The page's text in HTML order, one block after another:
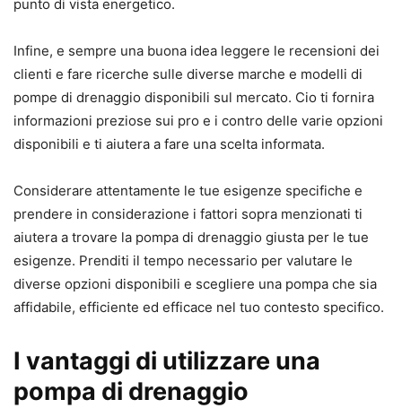
punto di vista energetico.
Infine, e sempre una buona idea leggere le recensioni dei
clienti e fare ricerche sulle diverse marche e modelli di
pompe di drenaggio disponibili sul mercato. Cio ti fornira
informazioni preziose sui pro e i contro delle varie opzioni
disponibili e ti aiutera a fare una scelta informata.
Considerare attentamente le tue esigenze specifiche e
prendere in considerazione i fattori sopra menzionati ti
aiutera a trovare la pompa di drenaggio giusta per le tue
esigenze. Prenditi il tempo necessario per valutare le
diverse opzioni disponibili e scegliere una pompa che sia
affidabile, efficiente ed efficace nel tuo contesto specifico.
I vantaggi di utilizzare una
pompa di drenaggio